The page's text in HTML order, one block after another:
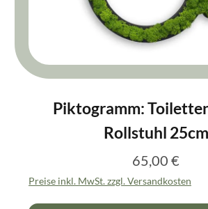
Piktogramm:
Rollstuhl 25cm
Regulärer Preis:
65,00 €
Preise inkl. MwSt. zzgl. Versandkosten